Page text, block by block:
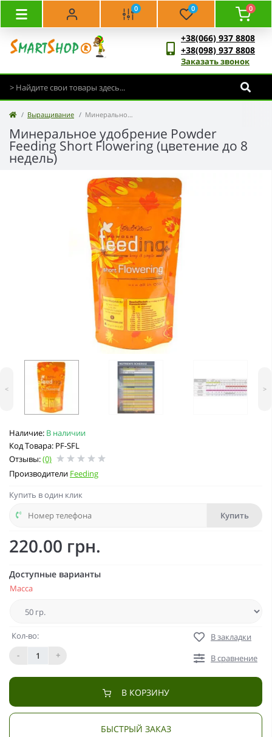
0 0 0
+38(066) 937 8808
+38(098) 937 8808
Заказать звонок
Выращивание Минеральное удобрение Powder Feeding Short Flowering (цветение до 8 недель)
Минеральное удобрение Powder
Feeding Short Flowering (цветение до 8
недель)
Наличие: В наличии
Код Товара: PF-SFL
Отзывы:(0)
Производители Feeding
< >
Купить в один клик
Купить
220.00 грн.
Доступные варианты
Масса
Кол-во:
-
+
В закладки
В сравнение
В КОРЗИНУ
БЫСТРЫЙ ЗАКАЗ